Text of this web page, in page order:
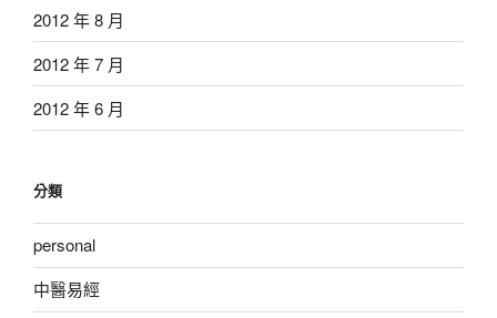
2012 年 8 月
2012 年 7 月
2012 年 6 月
分類
personal
中醫易經